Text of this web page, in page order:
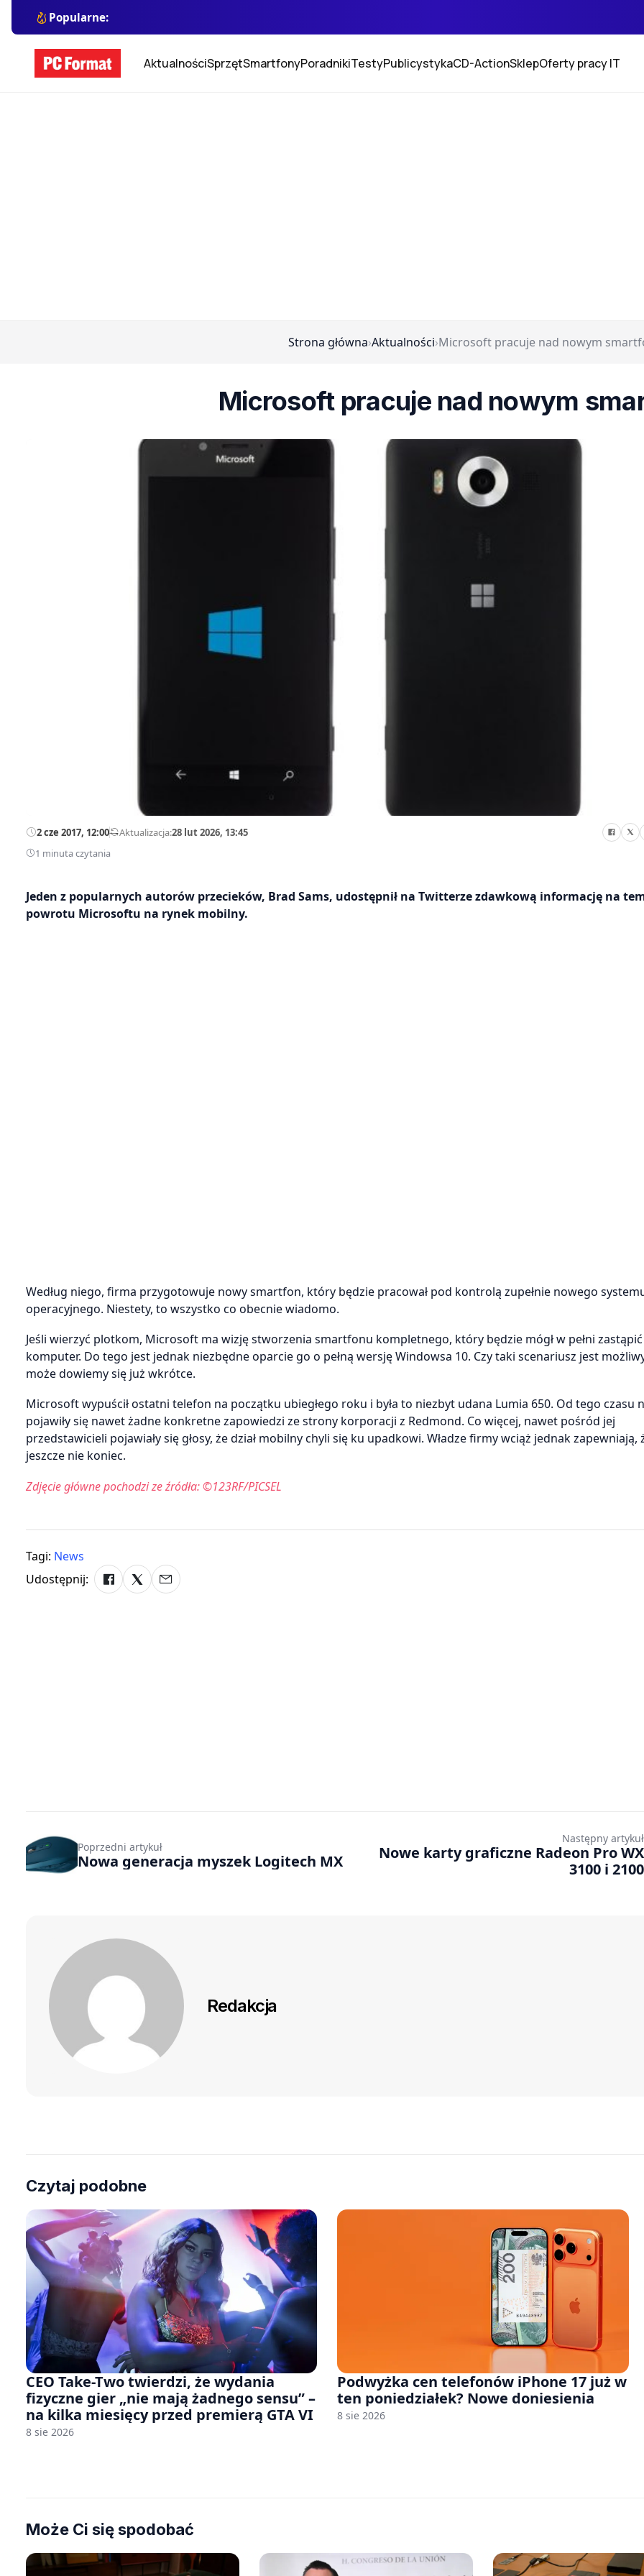
Popularne:
AktualnościSprzętSmartfonyPoradnikiTestyPublicystykaCD-ActionSklepOferty pracy IT
Strona główna›Aktualności›Microsoft pracuje nad nowym
Microsoft pracuje nad nowym
2 cze 2017, 12:00—Aktualizacja:28 lut 2026, 13:45
1 minuta czytania
Jeden z popularnych autorów przecieków, Brad Sams, udostępnił na Twitterze zdawkową informację na
powrotu Microsoftu na rynek mobilny.
Według niego, firma przygotowuje nowy smartfon, który będzie pracował pod kontrolą zupełnie nowego
operacyjnego. Niestety, to wszystko co obecnie wiadomo.
Jeśli wierzyć plotkom, Microsoft ma wizję stworzenia smartfonu kompletnego, który będzie mógł w pełni zastąpić
komputer. Do tego jest jednak niezbędne oparcie go o pełną wersję Windowsa 10. Czy taki scenariusz jest
może dowiemy się już wkrótce.
Microsoft wypuścił ostatni telefon na początku ubiegłego roku i była to niezbyt udana Lumia 650. Od tego czasu
pojawiły się nawet żadne konkretne zapowiedzi ze strony korporacji z Redmond. Co więcej, nawet pośród jej
przedstawicieli pojawiały się głosy, że dział mobilny chyli się ku upadkowi. Władze firmy wciąż jednak zapewniają,
jeszcze nie koniec.
Zdjęcie główne pochodzi ze źródła: ©123RF/PICSEL
Tagi: News
Udostępnij:
Poprzedni artykuł
Nowa generacja myszek Logitech MX
Następny artykuł
Nowe karty graficzne Radeon Pro WX
3100 i 2100
Redakcja
Czytaj podobne
CEO Take-Two twierdzi, że wydania
fizyczne gier „nie mają żadnego sensu” –
na kilka miesięcy przed premierą GTA VI
8 sie 2026
Podwyżka cen telefonów iPhone 17 już w
ten poniedziałek? Nowe doniesienia
8 sie 2026
Może Ci się spodobać